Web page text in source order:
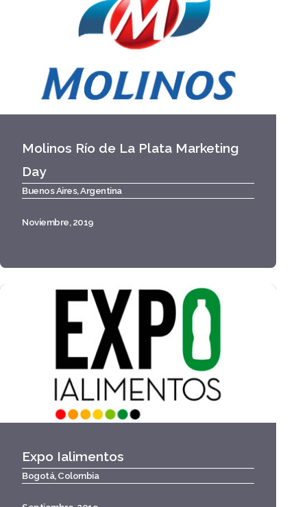
Molinos Río de La Plata Marketing
Day
Buenos Aires, Argentina
Noviembre, 2019
Expo Ialimentos
Bogotá, Colombia